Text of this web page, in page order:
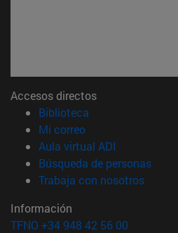
Accesos directos
Biblioteca
Mi correo(abre en nueva
Aula virtual ADI
Búsqueda de personas
Trabaja con nosotros(abre
Información
TFNO +34 948 42 56 00